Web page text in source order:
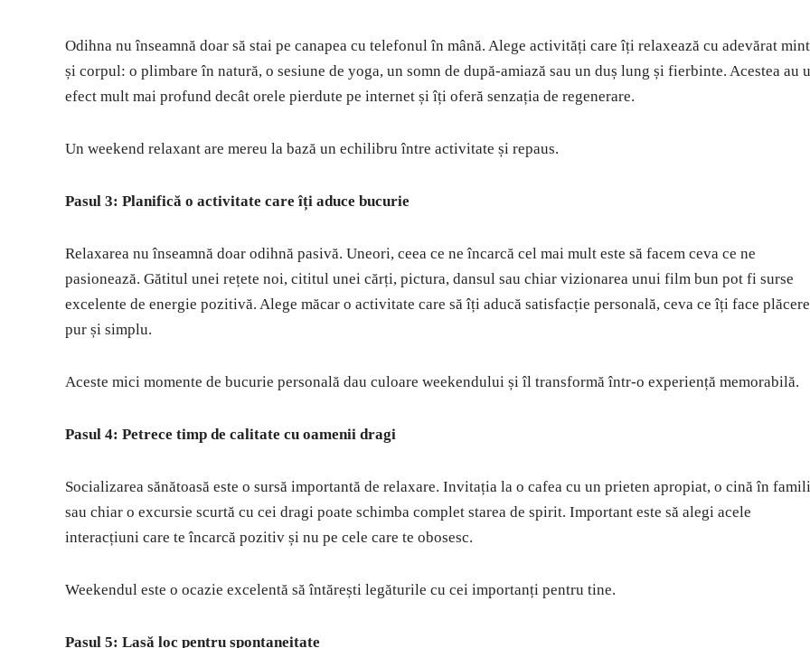
Odihna nu înseamnă doar să stai pe canapea cu telefonul în mână. Alege activități care îți relaxează cu adevărat
și corpul: o plimbare în natură, o sesiune de yoga, un somn de după-amiază sau un duș lung și fierbinte. Acestea au
efect mult mai profund decât orele pierdute pe internet și îți oferă senzația de regenerare.
Un weekend relaxant are mereu la bază un echilibru între activitate și repaus.
Pasul 3: Planifică o activitate care îți aduce bucurie
Relaxarea nu înseamnă doar odihnă pasivă. Uneori, ceea ce ne încarcă cel mai mult este să facem ceva ce ne
pasionează. Gătitul unei rețete noi, cititul unei cărți, pictura, dansul sau chiar vizionarea unui film bun pot fi surse
excelente de energie pozitivă. Alege măcar o activitate care să îți aducă satisfacție personală, ceva ce îți face plăcere
pur și simplu.
Aceste mici momente de bucurie personală dau culoare weekendului și îl transformă într-o experiență memorabilă.
Pasul 4: Petrece timp de calitate cu oamenii dragi
Socializarea sănătoasă este o sursă importantă de relaxare. Invitația la o cafea cu un prieten apropiat, o cină în
sau chiar o excursie scurtă cu cei dragi poate schimba complet starea de spirit. Important este să alegi acele
interacțiuni care te încarcă pozitiv și nu pe cele care te obosesc.
Weekendul este o ocazie excelentă să întărești legăturile cu cei importanți pentru tine.
Pasul 5: Lasă loc pentru spontaneitate